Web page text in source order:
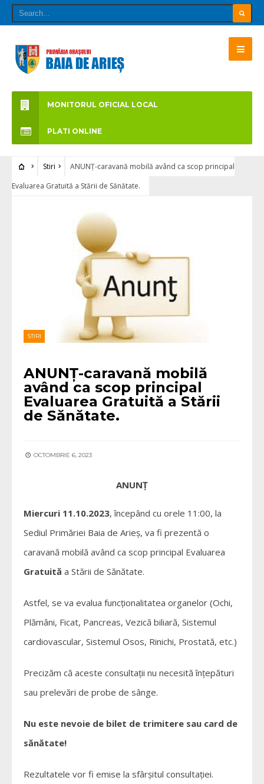
MONITORUL OFICIAL LOCAL
PLATI ONLINE
Stiri
ANUNȚ-caravană mobilă având ca scop principal
Evaluarea Gratuită a Stării de Sănătate.
STIRI
ANUNȚ-caravană mobilă
având ca scop principal
Evaluarea Gratuită a Stării
de Sănătate.
OCTOMBRIE 6, 2023
ANUNȚ
Miercuri 11.10.2023, începând cu orele 11:00, la
Sediul Primăriei Baia de Arieș, va fi prezentă o
caravană mobilă având ca scop principal Evaluarea
Gratuită a Stării de Sănătate.
Astfel, se va evalua funcționalitatea organelor (Ochi,
Plămâni, Ficat, Pancreas, Vezică biliară, Sistemul
cardiovascular, Sistemul Osos, Rinichi, Prostată, etc.)
Precizăm că aceste consultații nu necesită înțepături
sau prelevări de probe de sânge.
Nu este nevoie de bilet de trimitere sau card de
sănătate!
Rezultatele vor fi emise la sfârșitul consultației.